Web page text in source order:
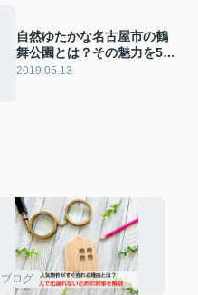
自然ゆたかな名古屋市の鶴
舞公園とは？その魅力を5つ
ご紹介！
2019.05.13
ブログ